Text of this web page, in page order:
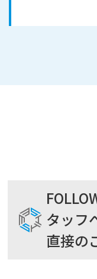
タッフ
直接の